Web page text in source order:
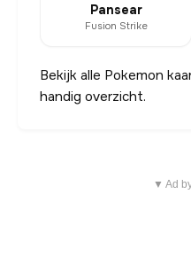
Pansear
Fusion Strike
Bekijk alle Pokemon
handig overzicht.
▼ Ad